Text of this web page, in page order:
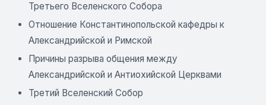
Третьего Вселенского Собора
Отношение Константинопольской кафедры к
Александрийской и Римской
Причины разрыва общения между
Александрийской и Антиохийской Церквами
Третий Вселенский Собор